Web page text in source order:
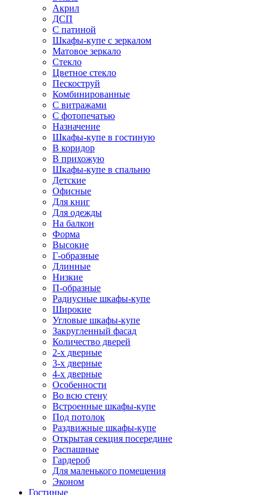
Акрил
ДСП
С патиной
Шкафы-купе с зеркалом
Матовое зеркало
Стекло
Цветное стекло
Пескоструй
Комбинированные
С витражами
С фотопечатью
Назначение
Шкафы-купе в гостиную
В коридор
В прихожую
Шкафы-купе в спальню
Детские
Офисные
Для книг
Для одежды
На балкон
Форма
Высокие
Г-образные
Длинные
Низкие
П-образные
Радиусные шкафы-купе
Широкие
Угловые шкафы-купе
Закругленный фасад
Количество дверей
2-х дверные
3-х дверные
4-х дверные
Особенности
Во всю стену
Встроенные шкафы-купе
Под потолок
Раздвижные шкафы-купе
Открытая секция посередине
Распашные
Гардероб
Для маленького помещения
Эконом
Гостиные